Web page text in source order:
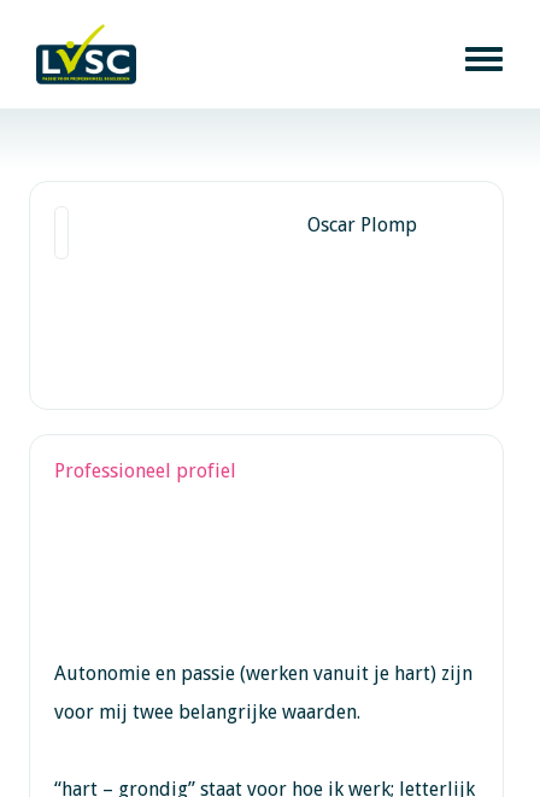
Oscar Plomp
Professioneel profiel
Autonomie en passie (werken vanuit je hart) zijn
voor mij twee belangrijke waarden.
“hart – grondig” staat voor hoe ik werk; letterlijk